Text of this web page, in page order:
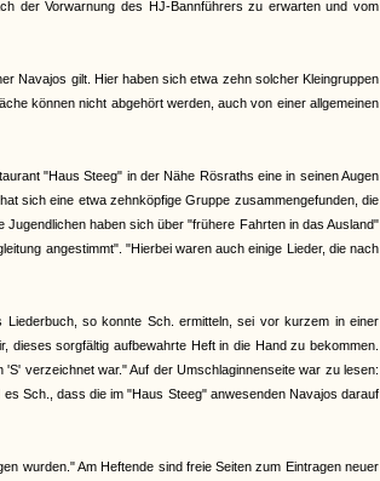
der Vorwarnung des HJ-Bannführers zu erwarten und vom
Navajos gilt. Hier haben sich etwa zehn solcher Kleingruppen
können nicht abgehört werden, auch von einer allgemeinen
"Haus Steeg" in der Nähe Rösraths eine in seinen Augen
sich eine etwa zehnköpfige Gruppe zusammengefunden, die
haben sich über "frühere Fahrten in das Ausland"
angestimmt". "Hierbei waren auch einige Lieder, die nach
so konnte Sch. ermitteln, sei vor kurzem in einer
sorgfältig aufbewahrte Heft in die Hand zu bekommen.
verzeichnet war." Auf der Umschlaginnenseite war zu lesen:
Sch., dass die im "Haus Steeg" anwesenden Navajos darauf
wurden." Am Heftende sind freie Seiten zum Eintragen neuer